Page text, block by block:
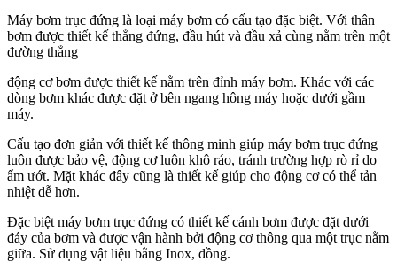
Máy bơm trục đứng là loại máy bơm có cấu tạo đặc biệt. Với thân
bơm được thiết kế thẳng đứng, đầu hút và đầu xả cùng nằm trên một
đường thẳng
động cơ bơm được thiết kế nằm trên đỉnh máy bơm. Khác với các
dòng bơm khác được đặt ở bên ngang hông máy hoặc dưới gầm
máy.
Cấu tạo đơn giản với thiết kế thông minh giúp máy bơm trục đứng
luôn được bảo vệ, động cơ luôn khô ráo, tránh trường hợp rò rỉ do
ẩm ướt. Mặt khác đây cũng là thiết kế giúp cho động cơ có thể tản
nhiệt dễ hơn.
Đặc biệt máy bơm trục đứng có thiết kế cánh bơm được đặt dưới
đáy của bơm và được vận hành bởi động cơ thông qua một trục nằm
giữa. Sử dụng vật liệu bằng Inox, đồng.